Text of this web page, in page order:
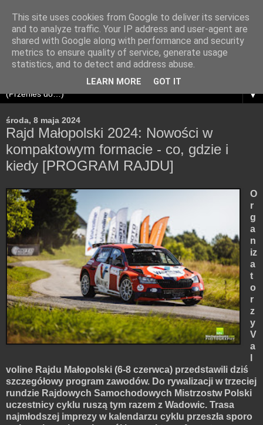
▼
środa, 8 maja 2024
Rajd Małopolski 2024: Nowości w
kompaktowym formacie - co, gdzie i
kiedy [PROGRAM RAJDU]
O
r
g
a
n
iz
a
t
o
r
z
y
V
a
voline Rajdu Małopolski (6-8 czerwca) przedstawili dziś
szczegółowy program zawodów. Do rywalizacji w trzeciej
rundzie Rajdowych Samochodowych Mistrzostw Polski
uczestnicy cyklu ruszą tym razem z Wadowic. Trasa
najmłodszej imprezy w kalendarzu cyklu przeszła sporo
This site uses cookies from Google to deliver its services
and to analyze traffic. Your IP address and user-agent are
shared with Google along with performance and security
metrics to ensure quality of service, generate usage
statistics, and to detect and address abuse.
LEARN MORE GOT IT